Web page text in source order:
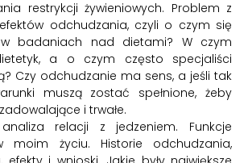
restrykcji żywieniowych. Problem z
odchudzania, czyli o czym się
badaniach nad dietami? W czym
a o czym często specjaliści
Czy odchudzanie ma sens, a jeśli tak
muszą zostać spełnione, żeby
i trwałe.
analiza relacji z jedzeniem. Funkcje
moim życiu. Historie odchudzania,